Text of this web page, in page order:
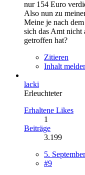
nur 154 Euro
Also nun zu
Meine je nach
sich das Amt nicht
getroffen hat?
Zitieren
Inhalt
lacki
Erleuchteter
Erhaltene Likes
1
Beiträge
3.199
5.
#9